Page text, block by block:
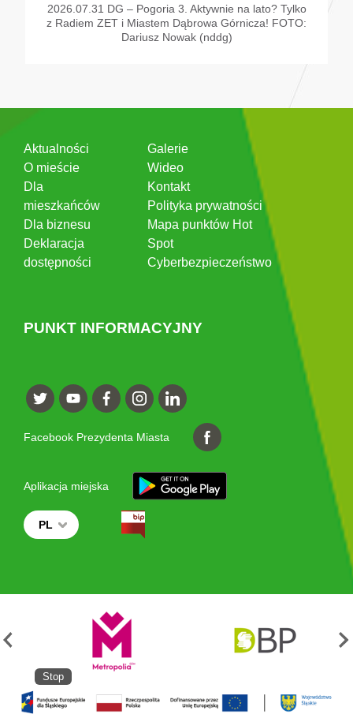
2026.07.31 DG – Pogoria 3. Aktywnie na lato? Tylko
z Radiem ZET i Miastem Dąbrowa Górnicza! FOTO:
Dariusz Nowak (nddg)
Aktualności
O mieście
Dla
mieszkańców
Dla biznesu
Deklaracja
dostępności
Galerie
Wideo
Kontakt
Polityka prywatności
Mapa punktów Hot
Spot
Cyberbezpieczeństwo
PUNKT INFORMACYJNY
Facebook Prezydenta Miasta
Aplikacja miejska
PL
Stop